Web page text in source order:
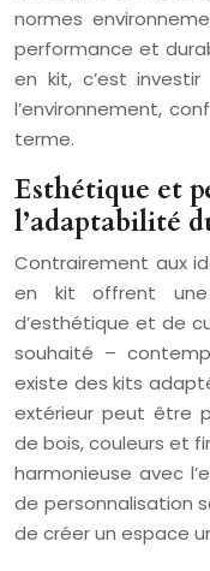
normes
performance et
en kit, c’est
l’environnement,
terme.
Esthétique et
l’adaptabilité
Contrairement aux
en kit offrent une
d’esthétique et de
souhaité –
existe des kits
extérieur peut être
de bois, couleurs et
harmonieuse avec
de personnalisation
de créer un espace